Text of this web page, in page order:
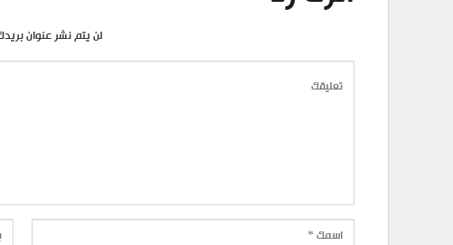
لن يتم نشر عنوان